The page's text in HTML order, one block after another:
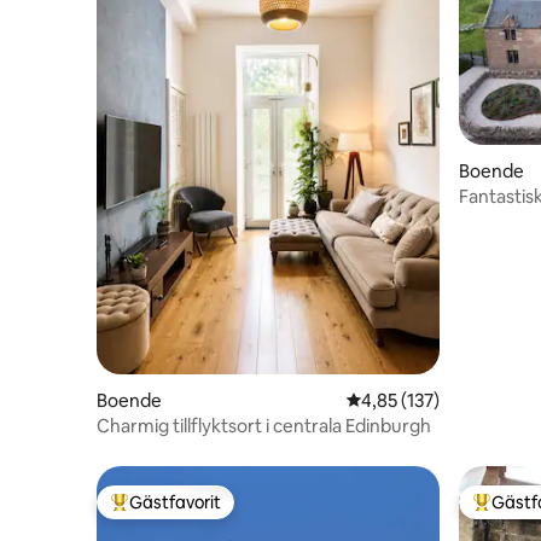
Boende 4,85 av 5 i
4,85 (137)
Charmig tillflyktsort i centrala Edinburgh
Boende
Populär gästfavorit
Gästfavorit